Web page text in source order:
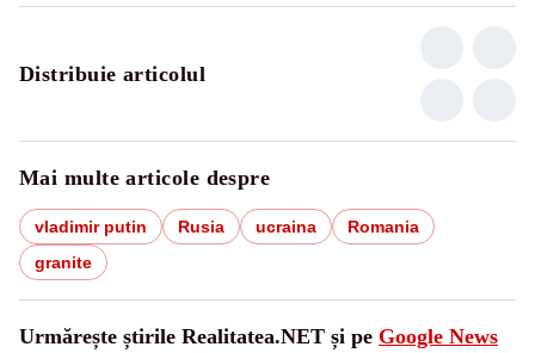
Distribuie articolul
Mai multe articole despre
vladimir putin Rusia ucraina
Romania
granite
Urmărește știrile Realitatea.NET și pe Google News